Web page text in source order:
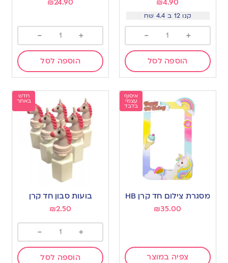
₪4.90
קנו 12 ב 4.4 שח
+
-
הוספה לסל
₪24.90
+
-
הוספה לסל
איסוף
עצמי
בלבד
מסגרת צילום חד קרן HB
₪35.00
צפיה במוצר
חדש
באתר
בועות סבון חד קרן
₪2.50
+
-
הוספה לסל